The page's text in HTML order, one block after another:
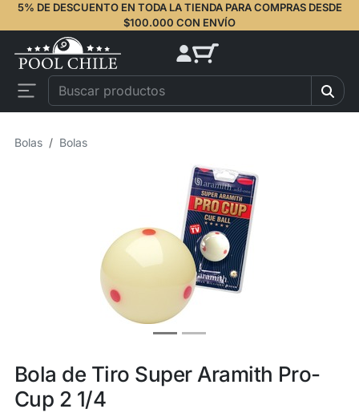
5% DE DESCUENTO EN TODA LA TIENDA PARA COMPRAS DESDE
$100.000 CON ENVÍO
Bolas Bolas
Bola de Tiro Super Aramith Pro-
Cup 2 1/4